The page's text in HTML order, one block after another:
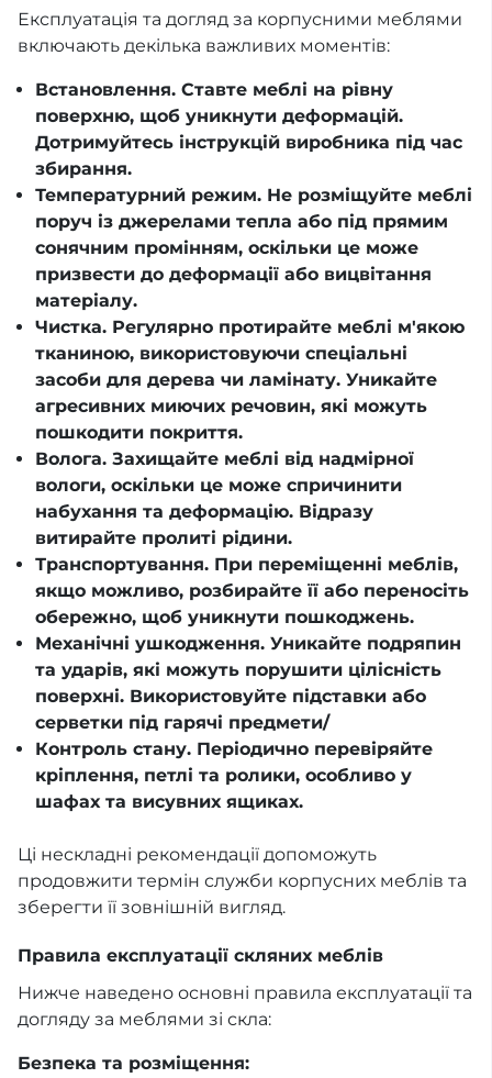
Експлуатація та догляд за корпусними меблями
включають декілька важливих моментів:
Встановлення. Ставте меблі на рівну
поверхню, щоб уникнути деформацій.
Дотримуйтесь інструкцій виробника під час
збирання.
Температурний режим. Не розміщуйте меблі
поруч із джерелами тепла або під прямим
сонячним промінням, оскільки це може
призвести до деформації або вицвітання
матеріалу.
Чистка. Регулярно протирайте меблі м'якою
тканиною, використовуючи спеціальні
засоби для дерева чи ламінату. Уникайте
агресивних миючих речовин, які можуть
пошкодити покриття.
Волога. Захищайте меблі від надмірної
вологи, оскільки це може спричинити
набухання та деформацію. Відразу
витирайте пролиті рідини.
Транспортування. При переміщенні меблів,
якщо можливо, розбирайте її або переносіть
обережно, щоб уникнути пошкоджень.
Механічні ушкодження. Уникайте подряпин
та ударів, які можуть порушити цілісність
поверхні. Використовуйте підставки або
серветки під гарячі предмети/
Контроль стану. Періодично перевіряйте
кріплення, петлі та ролики, особливо у
шафах та висувних ящиках.
Ці нескладні рекомендації допоможуть
продовжити термін служби корпусних меблів та
зберегти її зовнішній вигляд.
Правила експлуатації скляних меблів
Нижче наведено основні правила експлуатації та
догляду за меблями зі скла:
Безпека та розміщення: